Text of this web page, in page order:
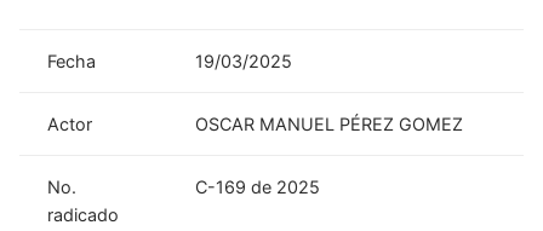
Fecha 19/03/2025
Actor OSCAR MANUEL PÉREZ GOMEZ
No.
radicado
C-169 de 2025